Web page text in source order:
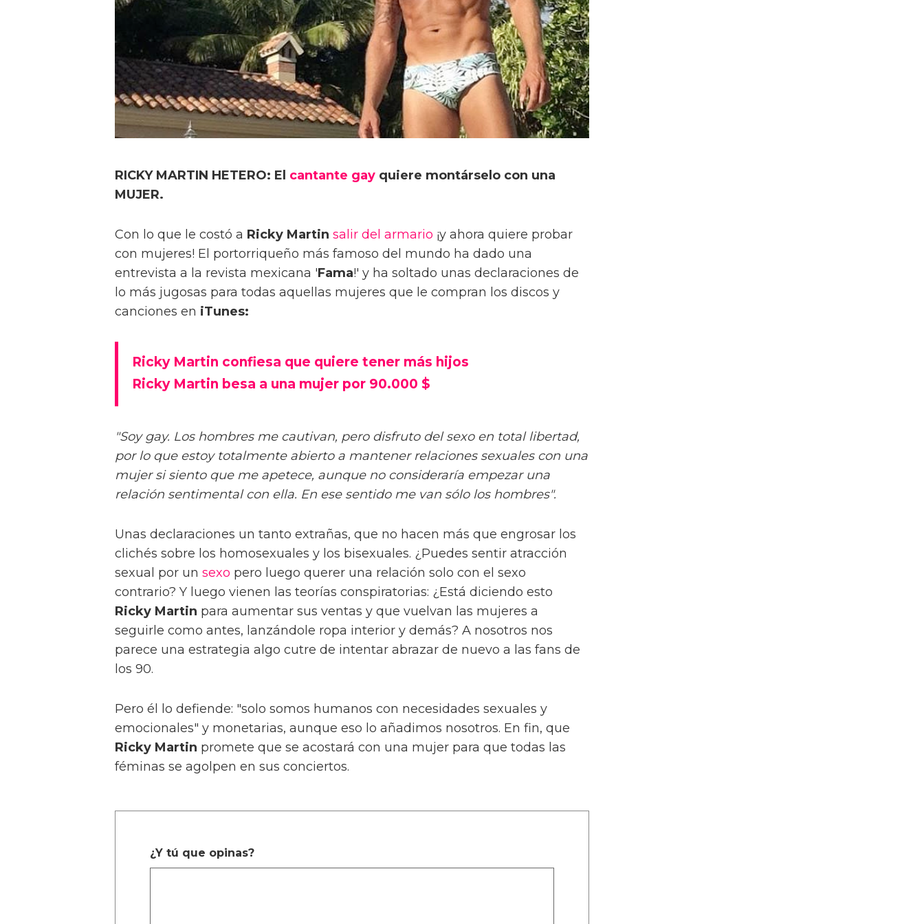
RICKY MARTIN HETERO: El cantante gay quiere montárselo con una
MUJER.
Con lo que le costó a Ricky Martin salir del armario ¡y ahora quiere probar
con mujeres! El portorriqueño más famoso del mundo ha dado una
entrevista a la revista mexicana 'Fama!' y ha soltado unas declaraciones de
lo más jugosas para todas aquellas mujeres que le compran los discos y
canciones en iTunes:
Ricky Martin confiesa que quiere tener más hijos
Ricky Martin besa a una mujer por 90.000 $
"Soy gay. Los hombres me cautivan, pero disfruto del sexo en total libertad,
por lo que estoy totalmente abierto a mantener relaciones sexuales con una
mujer si siento que me apetece, aunque no consideraría empezar una
relación sentimental con ella. En ese sentido me van sólo los hombres".
Unas declaraciones un tanto extrañas, que no hacen más que engrosar los
clichés sobre los homosexuales y los bisexuales. ¿Puedes sentir atracción
sexual por un sexo pero luego querer una relación solo con el sexo
contrario? Y luego vienen las teorías conspiratorias: ¿Está diciendo esto
Ricky Martin para aumentar sus ventas y que vuelvan las mujeres a
seguirle como antes, lanzándole ropa interior y demás? A nosotros nos
parece una estrategia algo cutre de intentar abrazar de nuevo a las fans de
los 90.
Pero él lo defiende: "solo somos humanos con necesidades sexuales y
emocionales" y monetarias, aunque eso lo añadimos nosotros. En fin, que
Ricky Martin promete que se acostará con una mujer para que todas las
féminas se agolpen en sus conciertos.
¿Y tú que opinas?